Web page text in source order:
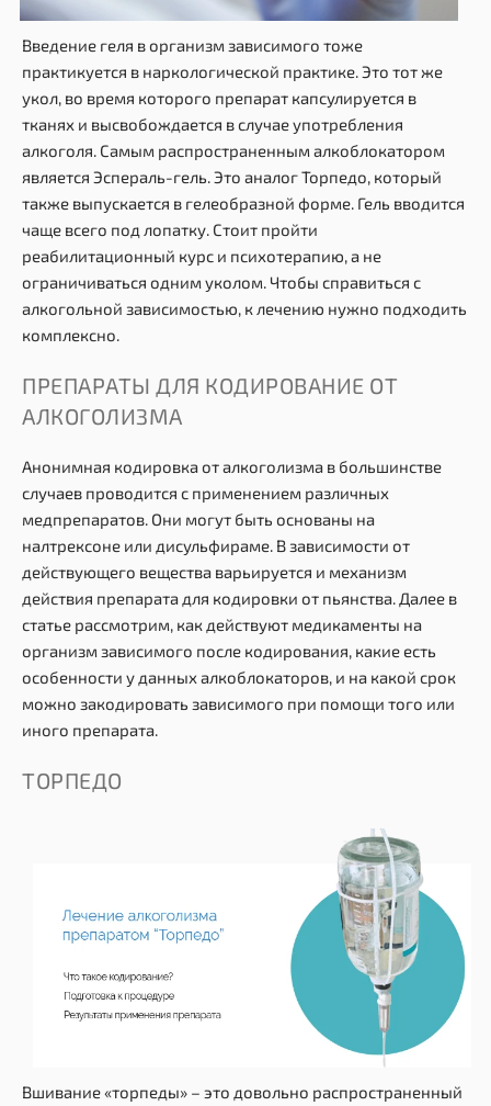
Введение геля в организм зависимого тоже
практикуется в наркологической практике. Это тот же
укол, во время которого препарат капсулируется в
тканях и высвобождается в случае употребления
алкоголя. Самым распространенным алкоблокатором
является Эспераль-гель. Это аналог Торпедо, который
также выпускается в гелеобразной форме. Гель вводится
чаще всего под лопатку. Стоит пройти
реабилитационный курс и психотерапию, а не
ограничиваться одним уколом. Чтобы справиться с
алкогольной зависимостью, к лечению нужно подходить
комплексно.
ПРЕПАРАТЫ ДЛЯ КОДИРОВАНИЕ ОТ
АЛКОГОЛИЗМА
Анонимная кодировка от алкоголизма в большинстве
случаев проводится с применением различных
медпрепаратов. Они могут быть основаны на
налтрексоне или дисульфираме. В зависимости от
действующего вещества варьируется и механизм
действия препарата для кодировки от пьянства. Далее в
статье рассмотрим, как действуют медикаменты на
организм зависимого после кодирования, какие есть
особенности у данных алкоблокаторов, и на какой срок
можно закодировать зависимого при помощи того или
иного препарата.
ТОРПЕДО
Вшивание «торпеды» – это довольно распространенный